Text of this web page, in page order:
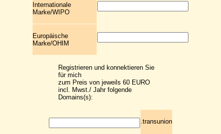
Internationale
Marke/WIPO
Europäische
Marke/OHIM
Registrieren und konnektieren Sie
für mich
zum Preis von jeweils 60 EURO
incl. Mwst./ Jahr folgende
Domains(s):
.transunion